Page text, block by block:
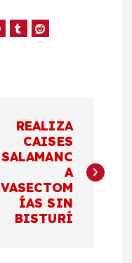
REALIZA
CAISES
SALAMANC
A
VASECTOM
ÍAS SIN
BISTURÍ